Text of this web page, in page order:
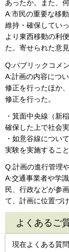
あったか。また、
A:市民の重要な移
維持・確保してい
より東西移動の利
た。寄せられた意
Q:パブリックコメ
A:計画の内容につ
修正を行ったほか
修正を行った。
・箕面中央線（新
確保した上で社会
・如意谷線につい
実験を実施すること
Q:計画の進行管理
A:交通事業者や学
民、行政などが参
て、計画に位置づ
よくあるご
現在よくある質